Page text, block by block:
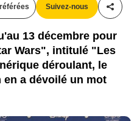
Suivez-nous
13 décembre pour
Wars", intitulé "Les
déroulant, le
a dévoilé un mot